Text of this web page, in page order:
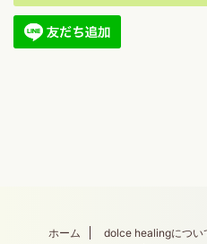
ホーム dolce healingについ